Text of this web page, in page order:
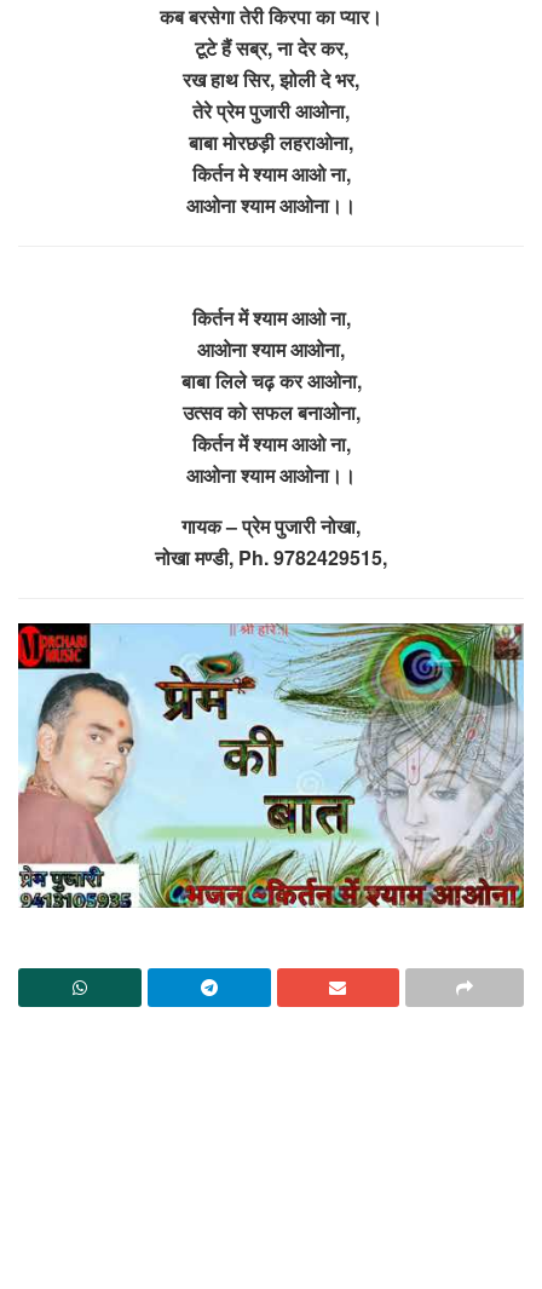
कब बरसेगा तेरी किरपा का प्यार।
टूटे हैं सब्र, ना देर कर,
रख हाथ सिर, झोली दे भर,
तेरे प्रेम पुजारी आओना,
बाबा मोरछड़ी लहराओना,
किर्तन मे श्याम आओ ना,
आओना श्याम आओना।।
किर्तन में श्याम आओ ना,
आओना श्याम आओना,
बाबा लिले चढ़ कर आओना,
उत्सव को सफल बनाओना,
किर्तन में श्याम आओ ना,
आओना श्याम आओना।।
गायक – प्रेम पुजारी नोखा,
नोखा मण्डी, Ph. 9782429515,